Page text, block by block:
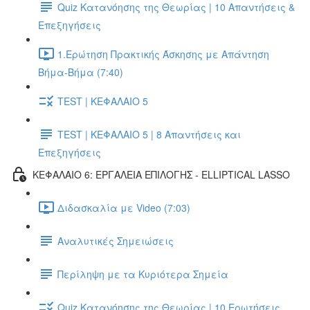
Quiz Κατανόησης της Θεωρίας | 10 Απαντήσεις &
Επεξηγήσεις
1.Ερώτηση Πρακτικής Άσκησης με Απάντηση
Βήμα-Βήμα (7:40)
TEST | ΚΕΦΑΛΑΙΟ 5
TEST | ΚΕΦΑΛΑΙΟ 5 | 8 Απαντήσεις και
Επεξηγήσεις
ΚΕΦΑΛΑΙΟ 6: ΕΡΓΑΛΕΙΑ ΕΠΙΛΟΓΗΣ - ELLIPTICAL LASSO
Διδασκαλία με Video (7:03)
Αναλυτικές Σημειώσεις
Περίληψη με τα Κυριότερα Σημεία
Quiz Κατανόησης της Θεωρίας | 10 Ερωτήσεις